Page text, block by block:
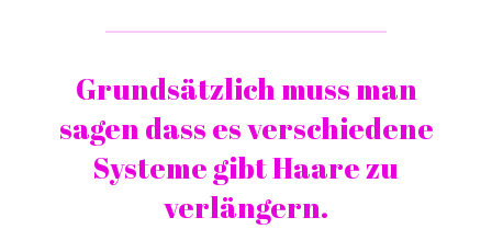
Grundsätzlich muss man
sagen dass es verschiedene
Systeme gibt Haare zu
verlängern.